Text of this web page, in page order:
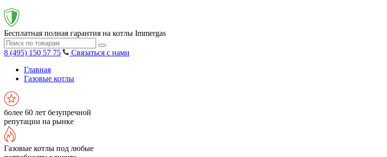
Бесплатная полная гарантия на котлы Immergas
8 (495) 150 57 75
Связаться с нами
Главная
Газовые котлы
более 60 лет безупречной
репутации на рынке
Газовые котлы под любые